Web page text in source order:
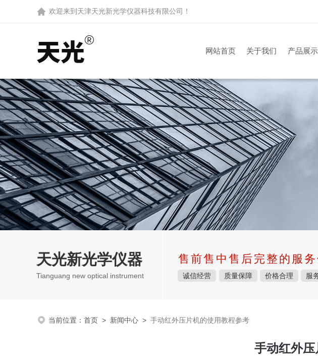
欢迎来到 天津天光新光学仪器科技有限公司 ！
网站首页 关于我们 产品展示
天光新光学仪器
Tianguang new optical instrument
售前售中售后完整的服
诚信经营 质量保障 价格合理 服
当前位置： 首页 > 新闻中心 > 手动红外压片机的使用教程参考
手动红外